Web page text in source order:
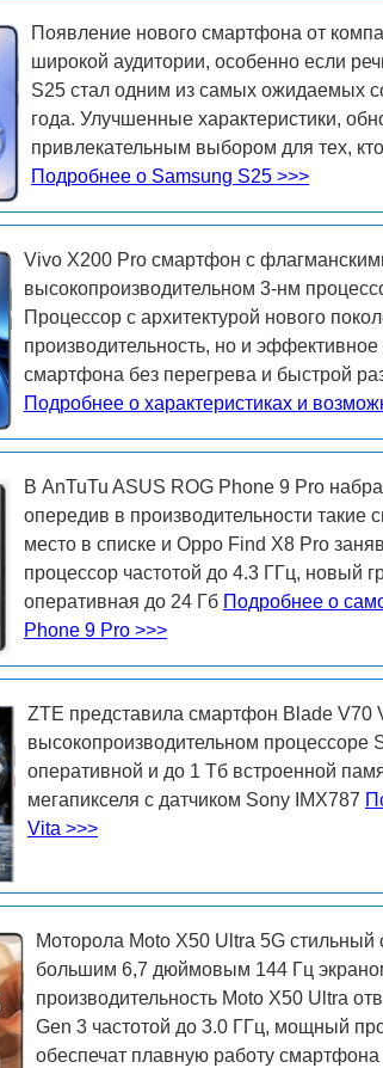
Появление нового смартфона от
широкой аудитории, особенно если
S25 стал одним из самых ожидаемых
года. Улучшенные характеристики,
привлекательным выбором для тех,
Подробнее о Samsung S25 >>>
Vivo X200 Pro смартфон с
высокопроизводительном 3-нм
Процессор с архитектурой нового
производительность, но и
смартфона без перегрева и быстрой
Подробнее о характеристиках и
В AnTuTu ASUS ROG Phone 9 Pro
опередив в производительности
место в списке и Oppo Find X8 Pro
процессор частотой до 4.3 ГГц, новый
оперативная до 24 Гб Подробнее о
Phone 9 Pro >>>
ZTE представила смартфон Blade V70
высокопроизводительном процессоре
оперативной и до 1 Тб встроенной
мегапикселя с датчиком Sony IMX787
Vita >>>
Моторола Moto X50 Ultra 5G
большим 6,7 дюймовым 144 Гц
производительность Moto X50 Ultra
Gen 3 частотой до 3.0 ГГц, мощный
обеспечат плавную работу